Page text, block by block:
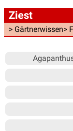
Ziest
> Gärtnerwissen>